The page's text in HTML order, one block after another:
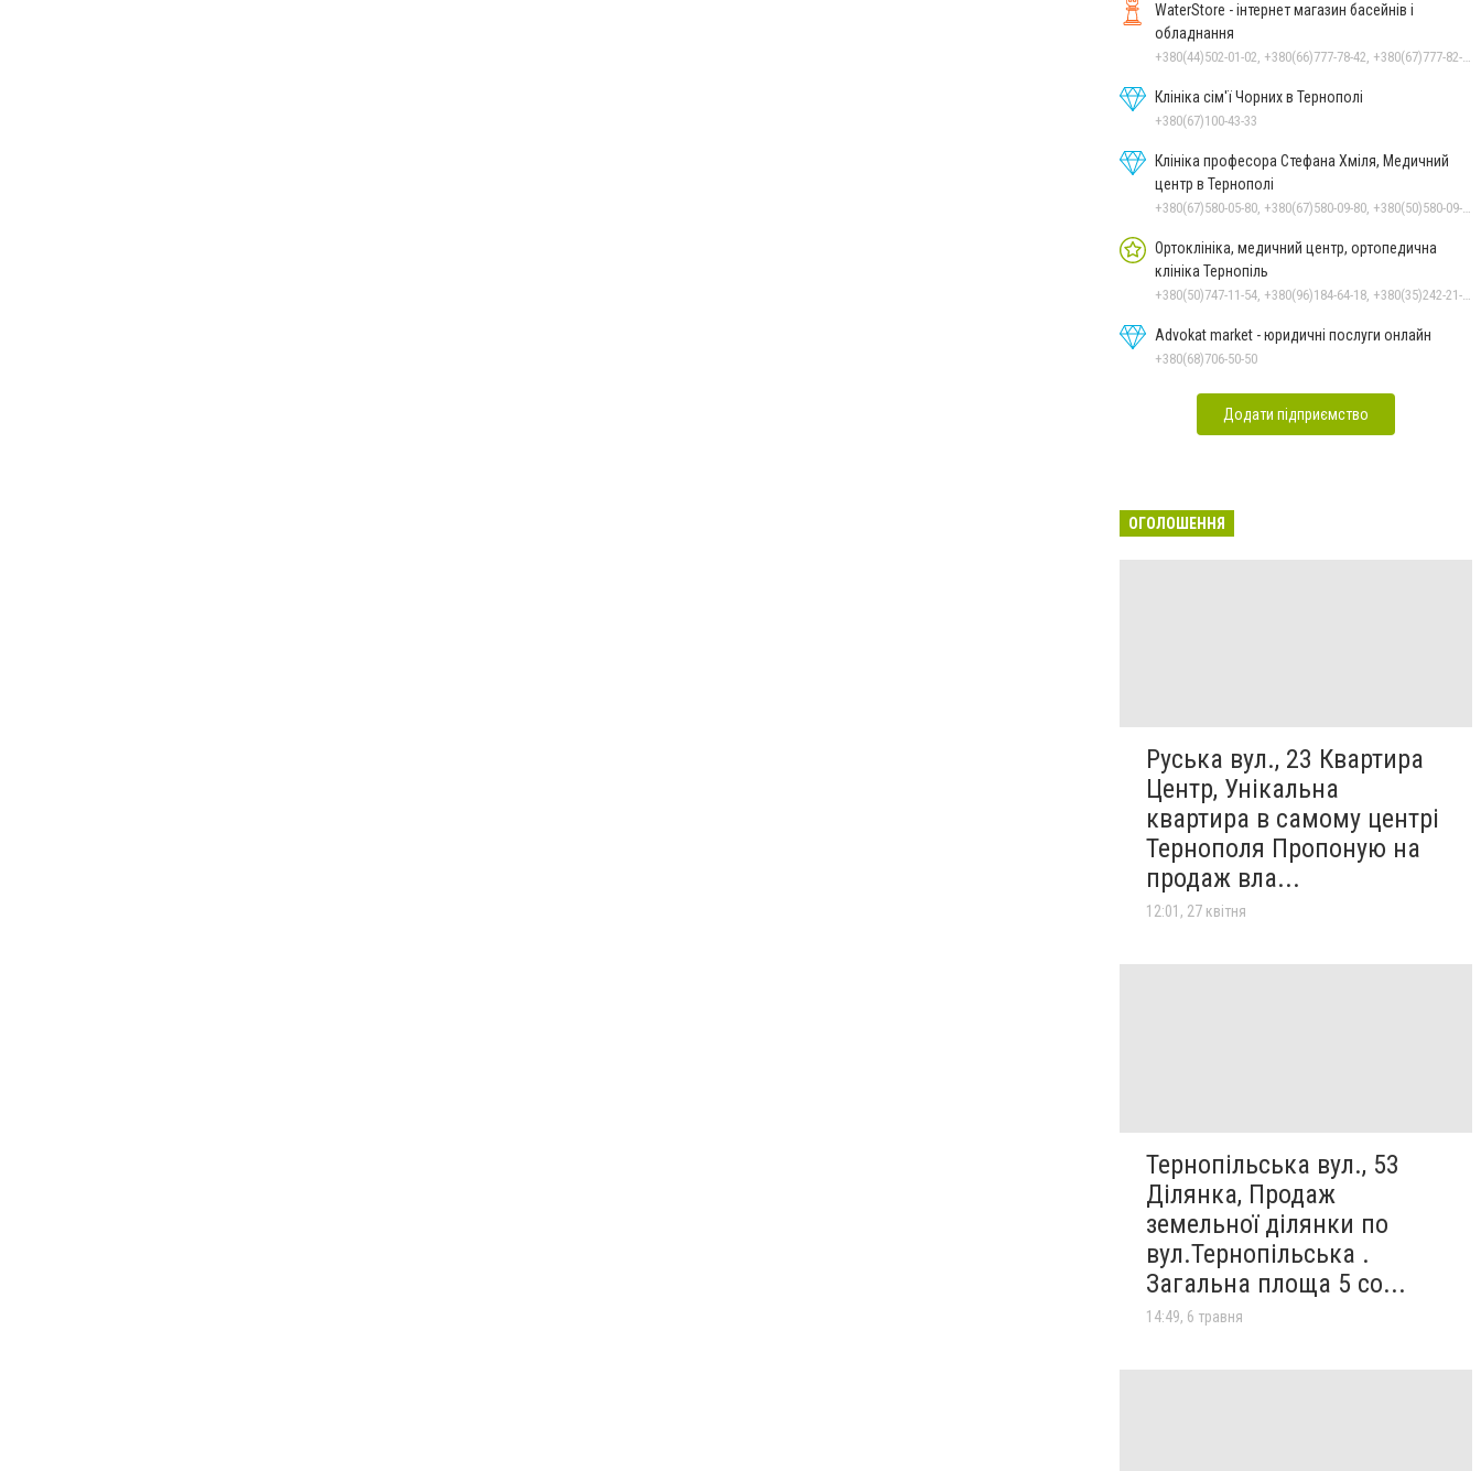
WaterStore - інтернет магазин басейнів і
обладнання
+380(44)502-01-02, +380(66)777-78-42, +380(67)777-82-19, +380(67)890-80-80, +380(73)890-80-80, +380(44)502-01-03
Клініка сім'ї Чорних в Тернополі
+380(67)100-43-33
Клініка професора Стефана Хміля, Медичний
центр в Тернополі
+380(67)580-05-80, +380(67)580-09-80, +380(50)580-09-80
Ортоклініка, медичний центр, ортопедична
клініка Тернопіль
+380(50)747-11-54, +380(96)184-64-18, +380(35)242-21-03
Advokat market - юридичні послуги онлайн
+380(68)706-50-50
Додати підприємство
ОГОЛОШЕННЯ
Руська вул., 23 Квартира
Центр, Унікальна
квартира в самому центрі
Тернополя Пропоную на
продаж вла...
12:01, 27 квітня
Тернопільська вул., 53
Ділянка, Продаж
земельної ділянки по
вул.Тернопільська .
Загальна площа 5 со...
14:49, 6 травня